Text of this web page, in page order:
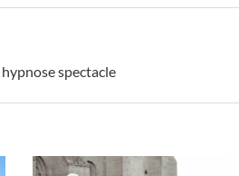
hypnose spectacle